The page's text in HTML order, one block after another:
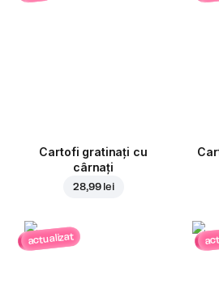
Cartofi gratinați cu
cârnați
28,99 lei
actualizat